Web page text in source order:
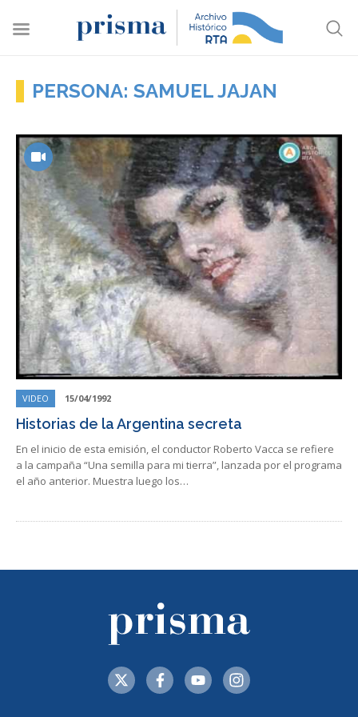
PERSONA: SAMUEL JAJAN
VIDEO 15/04/1992
Historias de la Argentina secreta
En el inicio de esta emisión, el conductor Roberto Vacca se refiere
a la campaña “Una semilla para mi tierra”, lanzada por el programa
el año anterior. Muestra luego los…